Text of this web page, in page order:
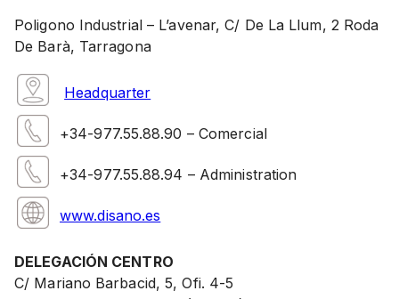
Poligono Industrial – L’avenar, C/ De La Llum, 2 Roda
De Barà, Tarragona
Headquarter
+34-977.55.88.90 – Comercial
+34-977.55.88.94 – Administration
www.disano.es
DELEGACIÓN CENTRO
C/ Mariano Barbacid, 5, Ofi. 4-5